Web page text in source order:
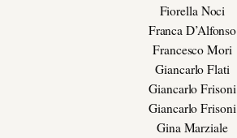
Fiorella Noci
Franca D’Alfonso
Francesco Mori
Giancarlo Flati
Giancarlo Frisoni
Giancarlo Frisoni
Gina Marziale